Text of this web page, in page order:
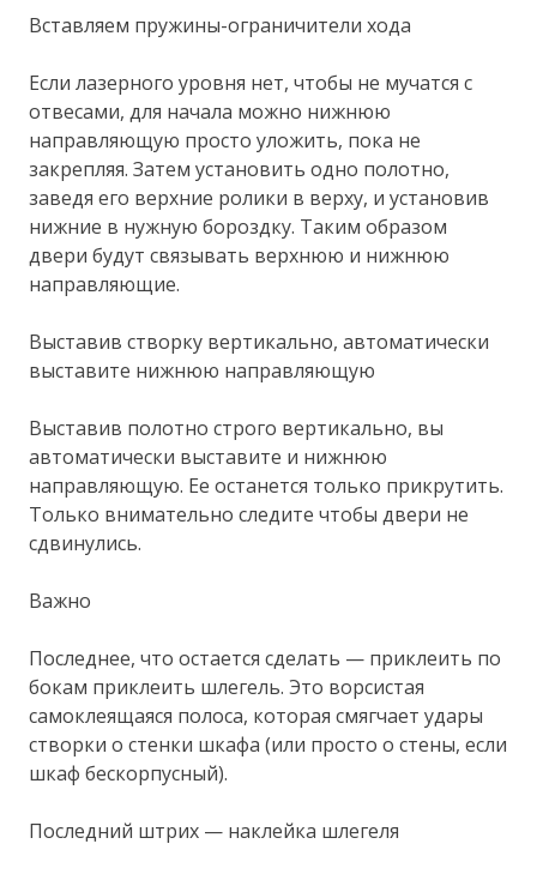
Вставляем пружины-ограничители хода
Если лазерного уровня нет, чтобы не мучатся с
отвесами, для начала можно нижнюю
направляющую просто уложить, пока не
закрепляя. Затем установить одно полотно,
заведя его верхние ролики в верху, и установив
нижние в нужную бороздку. Таким образом
двери будут связывать верхнюю и нижнюю
направляющие.
Выставив створку вертикально, автоматически
выставите нижнюю направляющую
Выставив полотно строго вертикально, вы
автоматически выставите и нижнюю
направляющую. Ее останется только прикрутить.
Только внимательно следите чтобы двери не
сдвинулись.
Важно
Последнее, что остается сделать — приклеить по
бокам приклеить шлегель. Это ворсистая
самоклеящаяся полоса, которая смягчает удары
створки о стенки шкафа (или просто о стены, если
шкаф бескорпусный).
Последний штрих — наклейка шлегеля